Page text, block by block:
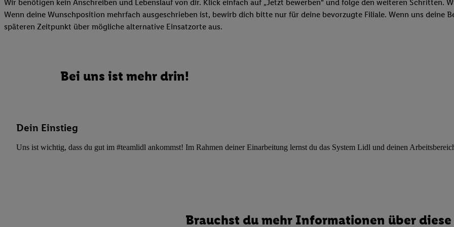
Wir benötigen kein Anschreiben und Lebenslauf von dir. Klick einfach auf „Jetzt bewerben“ und folge den weiteren Schritten.
Wenn deine Wunschposition mehrfach ausgeschrieben ist, bewirb dich bitte nur für deine bevorzugte Filiale. Wenn uns deine
späteren Zeitpunkt über mögliche alternative Einsatzorte aus.
Bei uns ist mehr drin!
Dein Einstieg
Uns ist wichtig, dass du gut im #teamlidl ankommst! Im Rahmen deiner Einarbeitung lernst du das System Lidl und deinen
Brauchst du mehr Informationen über diese
Verwendungszwecke oder Partner zulassen; das gilt auch für die nachfolgend
und Funktionen im Rahmen des Einsatzes des IAB TCF für Werbung und Erfolgsmessung:
Messung des Erfolgs von Werbekampagnen durch TTD und Nutzung der
zur Auswahl personalisierter Werbung.